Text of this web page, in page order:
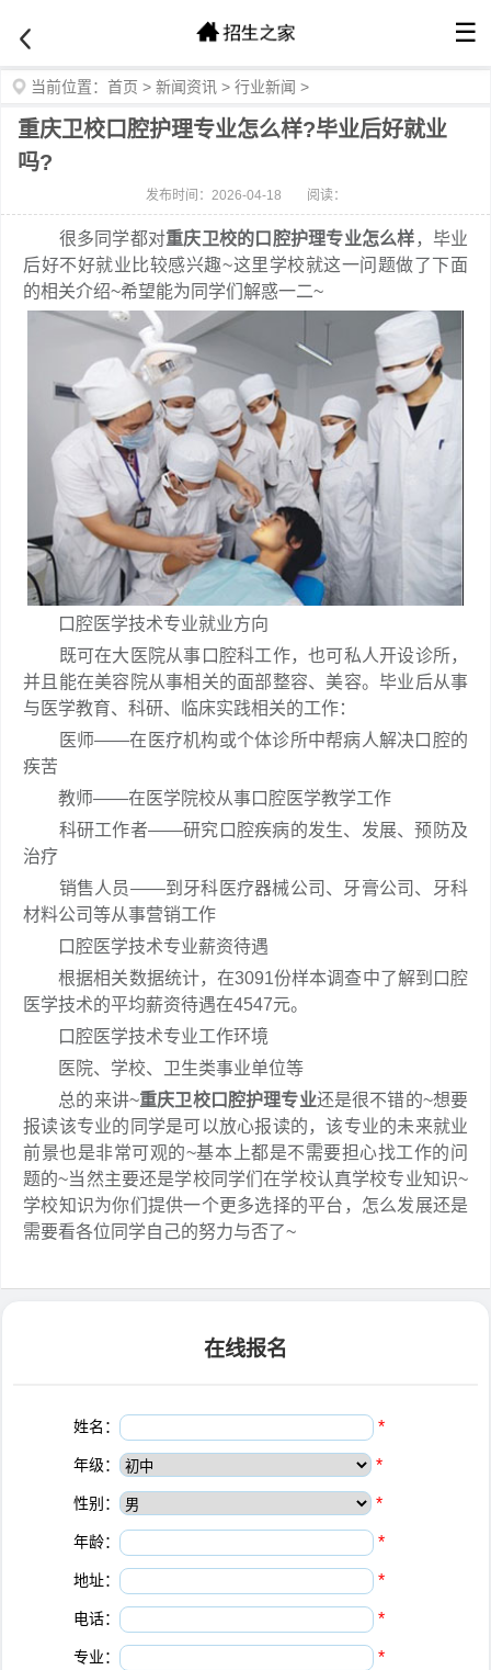
☰
当前位置： 首页 > 新闻资讯 > 行业新闻 >
重庆卫校口腔护理专业怎么样?毕业后好就业
吗?
发布时间：2026-04-18 阅读：
很多同学都对重庆卫校的口腔护理专业怎么样 ，毕业
后好不好就业比较感兴趣~这里学校就这一问题做了下面
的相关介绍~希望能为同学们解惑一二~
口腔医学技术专业就业方向
既可在大医院从事口腔科工作，也可私人开设诊所，
并且能在美容院从事相关的面部整容、美容。毕业后从事
与医学教育、科研、临床实践相关的工作：
医师——在医疗机构或个体诊所中帮病人解决口腔的
疾苦
教师——在医学院校从事口腔医学教学工作
科研工作者——研究口腔疾病的发生、发展、预防及
治疗
销售人员——到牙科医疗器械公司、牙膏公司、牙科
材料公司等从事营销工作
口腔医学技术专业薪资待遇
根据相关数据统计，在3091份样本调查中了解到口腔
医学技术的平均薪资待遇在4547元。
口腔医学技术专业工作环境
医院、学校、卫生类事业单位等
总的来讲~重庆卫校口腔护理专业还是很不错的~想要
报读该专业的同学是可以放心报读的，该专业的未来就业
前景也是非常可观的~基本上都是不需要担心找工作的问
题的~当然主要还是学校同学们在学校认真学校专业知识~
学校知识为你们提供一个更多选择的平台，怎么发展还是
需要看各位同学自己的努力与否了~
在线报名
姓名： *
年级： *
性别： *
年龄： *
地址： *
电话： *
专业： *